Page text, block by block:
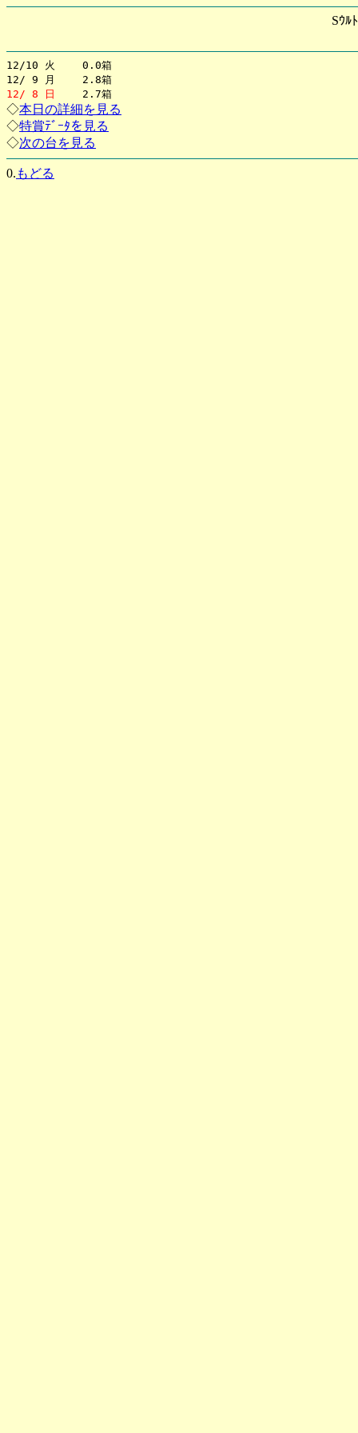
Sｳﾙ
12/10 火 0.0箱
12/ 9 月 2.8箱
12/ 8 日
2.7箱
◇本日の詳細を見る
◇特賞ﾃﾞｰﾀを見る
◇次の台を見る
0. もどる